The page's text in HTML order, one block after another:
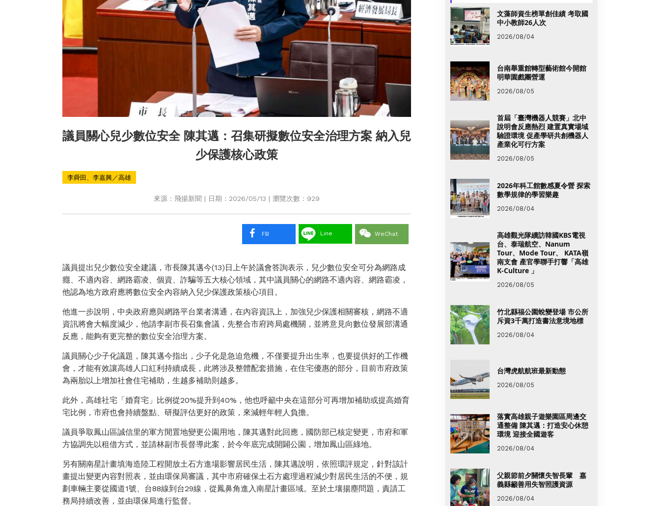
議員關心兒少數位安全 陳其邁：召集研擬數位安全治理方案 納入兒
少保護核心政策
李舜田、李嘉興／高雄
來源：飛揚新聞 | 日期：2026/05/13 | 瀏覽次數：929
FB Line WeChat
議員提出兒少數位安全建議，市長陳其邁今(13)日上午於議會答詢表示，兒少數位安全可分為網路成
癮、不適內容、網路霸凌、個資、詐騙等五大核心領域，其中議員關心的網路不適內容、網路霸凌，
他認為地方政府應將數位安全內容納入兒少保護政策核心項目。
他進一步說明，中央政府應與網路平台業者溝通，在內容資訊上，加強兒少保護相關審核，網路不適
資訊將會大幅度減少，他請李副市長召集會議，先整合市府跨局處機關，並將意見向數位發展部溝通
反應，能夠有更完整的數位安全治理方案。
議員關心少子化議題，陳其邁今指出，少子化是急迫危機，不僅要提升出生率，也要提供好的工作機
會，才能有效讓高雄人口紅利持續成長，此將涉及整體配套措施，在住宅優惠的部分，目前市府政策
為兩胎以上增加社會住宅補助，生越多補助則越多。
此外，高雄社宅「婚育宅」比例從20%提升到40%，他也呼籲中央在這部分可再增加補助或提高婚育
宅比例，市府也會持續盤點、研擬評估更好的政策，來減輕年輕人負擔。
議員爭取鳳山區誠信里的軍方閒置地變更公園用地，陳其邁對此回應，國防部已核定變更，市府和軍
方協調先以租借方式，並請林副市長督導此案，於今年底完成開闢公園，增加鳳山區綠地。
另有關南星計畫填海造陸工程開放土石方進場影響居民生活，陳其邁說明，依照環評規定，針對該計
畫提出變更內容對照表，並由環保局審議，其中市府確保土石方處理過程減少對居民生活的不便，規
劃車輛主要從國道1號、台88線到台29線，從鳳鼻角進入南星計畫區域。至於土壤揚塵問題，責請工
務局持續改善，並由環保局進行監督。
文藻師資生榜單創佳績 考取國
中小教師26人次
2026/08/04
台南舉重館轉型藝術館今開館
明華園戲團營運
2026/08/05
首屆「臺灣機器人競賽」北中
說明會反應熱烈 建置真實場域
驗證環境 促產學研共創機器人
產業化可行方案
2026/08/05
2026年科工館數感夏令營 探索
數學規律的學習樂趣
2026/08/04
高雄觀光隊續訪韓國KBS電視
台、泰瑞航空、Nanum
Tour、Mode Tour、 KATA嶺
南支會 產官學聯手打響「高雄
K-Culture 」
2026/08/05
竹北縣福公園蛻變登場 市公所
斥資3千萬打造書法意境地標
2026/08/04
台灣虎航航班最新動態
2026/08/05
落實高雄親子遊樂園區周邊交
通整備 陳其邁：打造安心休憩
環境 迎接全國遊客
2026/08/04
父親節前夕關懷失智長輩 嘉
義縣籲善用失智照護資源
2026/08/04